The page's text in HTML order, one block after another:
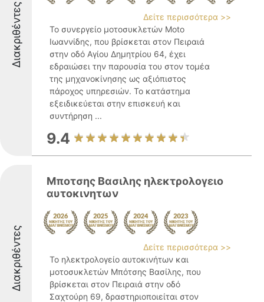
Διακριθέντες
Δείτε περισσότερα >>
Το συνεργείο μοτοσυκλετών Moto
Ιωαννίδης, που βρίσκεται στον Πειραιά
στην οδό Αγίου Δημητρίου 64, έχει
εδραιώσει την παρουσία του στον τομέα
της μηχανοκίνησης ως αξιόπιστος
πάροχος υπηρεσιών. Το κατάστημα
εξειδικεύεται στην επισκευή και
συντήρηση ...
9.4
Διακριθέντες
Μποτσης Βασιλης ηλεκτρολογειο
αυτοκινητων
Δείτε περισσότερα >>
Το ηλεκτρολογείο αυτοκινήτων και
μοτοσυκλετών Μπότσης Βασίλης, που
βρίσκεται στον Πειραιά στην οδό
Σαχτούρη 69, δραστηριοποιείται στον